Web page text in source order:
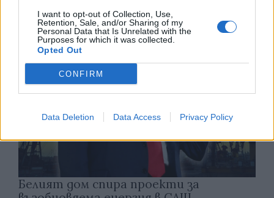
I want to opt-out of Collection, Use,
Retention, Sale, and/or Sharing of my
Personal Data that Is Unrelated with the
Purposes for which it was collected.
Opted Out
CONFIRM
Data Deletion Data Access Privacy Policy
Белият дом спира проекти за